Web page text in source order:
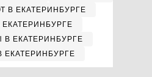
В ЕКАТЕРИНБУРГЕ
ЕКАТЕРИНБУРГЕ
ЕКАТЕРИНБУРГЕ